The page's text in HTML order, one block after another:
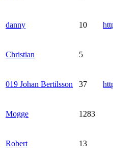
danny 10
Christian 5
019 Johan Bertilsson 37
Mogge 1283
Robert 13